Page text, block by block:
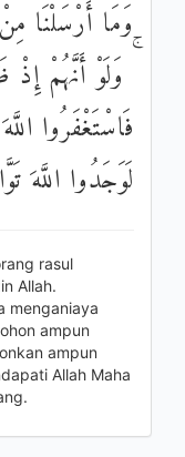
وَمَا أَرْسَلْنَا
وَلَوْ أَنَّهُمْ
فَاسْتَغْفَرُوا
لَوَجَدُوا اللَّهَ
rasul
Allah.
menganiaya
ampun
ampun
Allah Maha